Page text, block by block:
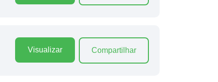
Visualizar Compartilhar